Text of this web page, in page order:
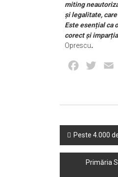
miting
și legalitate,
Este esențial ca
corect și
Oprescu.
Facebook
Twitter
Post
Peste 4.000
Primăria